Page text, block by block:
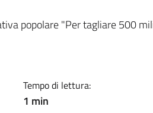
popolare "Per tagliare 500
Tempo di lettura:
1 min